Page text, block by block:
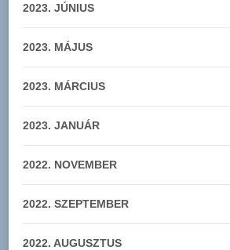
2023. JÚNIUS
2023. MÁJUS
2023. MÁRCIUS
2023. JANUÁR
2022. NOVEMBER
2022. SZEPTEMBER
2022. AUGUSZTUS